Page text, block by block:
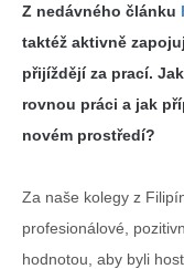
Z nedávného článku
taktéž aktivně
přijíždějí za prací.
rovnou práci a jak
novém prostředí?
Za naše kolegy z
profesionálové,
hodnotou, aby byli